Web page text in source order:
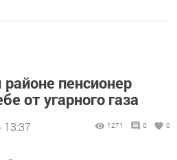
пенсионер
от угарного газа
13:37 1271 0 0